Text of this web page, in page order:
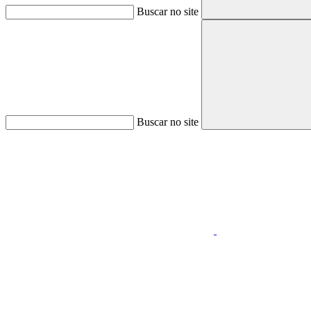
Buscar no site
Buscar no site